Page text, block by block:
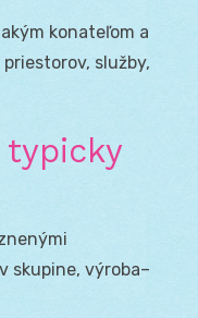
konateľom a
služby,
typicky
skupine, výroba–